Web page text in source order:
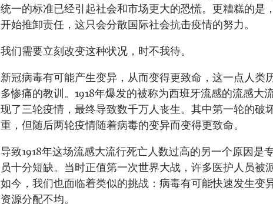
统一的标准已经引起社会和市场更大的恐慌。更糟糕的是
开始推卸责任，这只会分散国际社会抗击疫情的努力。
我们需要立刻改变这种状况，时不我待。
新冠病毒有可能产生变异，从而变得更致命，这一点人类
多惨痛的教训。1918年爆发的被称为西班牙流感的流感大
现了三轮疫情，最终导致数千万人丧生。其中第一轮的破
重，但随后两轮疫情随着病毒的变异而变得更致命。
导致1918年这场流感大流行死亡人数过高的另一个原因是
员十分短缺。当时正值第一次世界大战，许多医护人员被
如今，我们也面临着类似的挑战：病毒有可能快速发生变
资源分配不均。